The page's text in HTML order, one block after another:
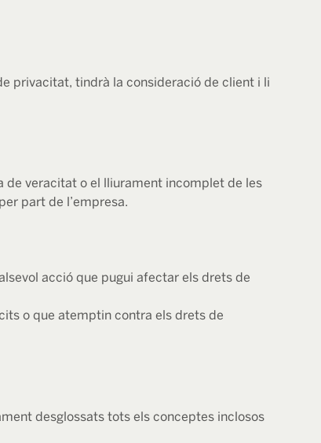
privacitat, tindrà la consideració de client i li
de veracitat o el lliurament incomplet de les
part de l’empresa.
acció que pugui afectar els drets de
o que atemptin contra els drets de
desglossats tots els conceptes inclosos